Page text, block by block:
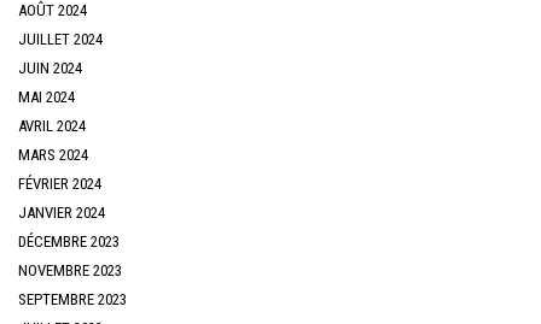
AOÛT 2024
JUILLET 2024
JUIN 2024
MAI 2024
AVRIL 2024
MARS 2024
FÉVRIER 2024
JANVIER 2024
DÉCEMBRE 2023
NOVEMBRE 2023
SEPTEMBRE 2023